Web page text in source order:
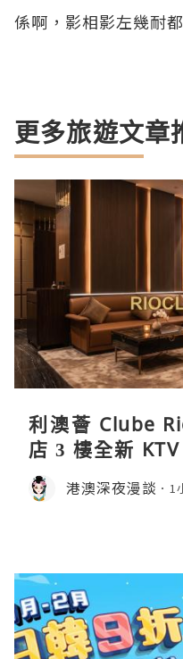
係啊，影相影左幾耐
更多旅遊文章
利澳薈 Clube
店 3 樓全新
療套票一次過睇
港澳深夜漫談 1